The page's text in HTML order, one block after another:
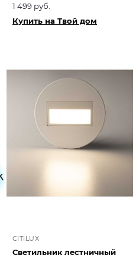
1 499 руб.
Купить на Твой дом
CITILUX
Светильник лестничный